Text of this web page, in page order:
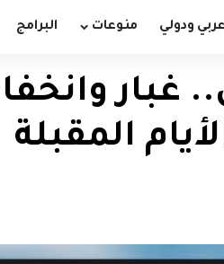
عربي ودولي منوعات البرامج
غبار
المقبلة